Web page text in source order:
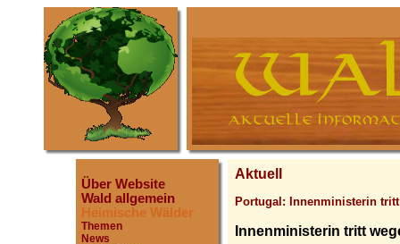
Über Website
Wald allgemein
Heimische Wälder
Themen
News
Aktuell
Portugal: Innenministerin
Innenministerin tritt